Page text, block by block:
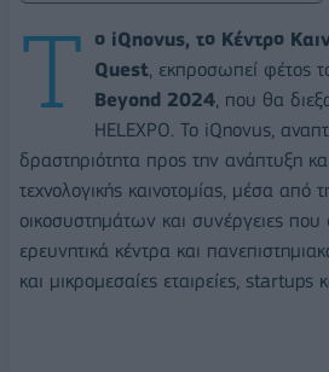
Τ ο iQnovus, το Κέντρο
Quest , εκπροσωπεί φέτος
Beyond 2024 , που θα
HELEXPO. Το iQnovus,
δραστηριότητα προς την ανάπτυξη
τεχνολογικής καινοτομίας, μέσα από
οικοσυστημάτων και συνέργειες
ερευνητικά κέντρα και
και μικρομεσαίες εταιρείες, startups